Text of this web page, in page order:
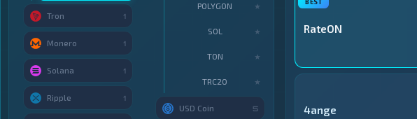
RateON
4ange
Tron 1
Monero 1
Solana 1
Ripple 1
POLYGON ★
SOL ★
TON ★
TRC20 ★
USD Coin 5